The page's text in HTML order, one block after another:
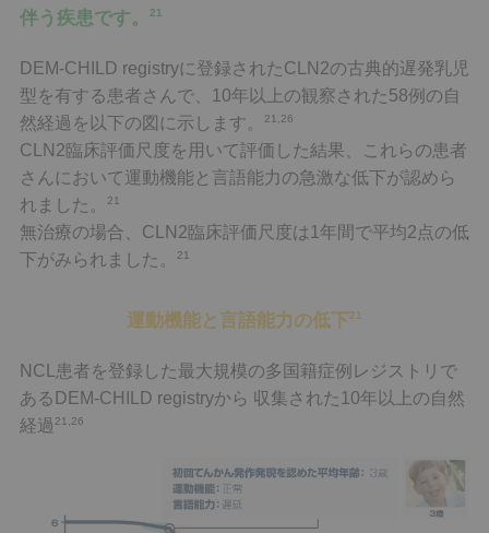
伴う疾患です。
21
DEM-CHILD registryに登録されたCLN2の古典的遅発乳児
型を有する患者さんで、10年以上の観察された58例の自
然経過を以下の図に示します。
21,26
CLN2臨床評価尺度を用いて評価した結果、これらの患者
さんにおいて運動機能と言語能力の急激な低下が認めら
れました。
21
無治療の場合、CLN2臨床評価尺度は1年間で平均2点の低
下がみられました。
21
運動機能と言語能力の低下21
NCL患者を登録した最大規模の多国籍症例レジストリで
あるDEM-CHILD registryから 収集された10年以上の自然
経過 21,26